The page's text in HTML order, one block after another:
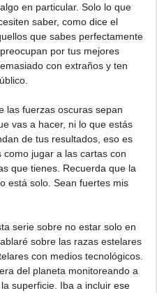
en particular. Solo lo que
saber, como dice el
que sabes perfectamente
por tus mejores
con extraños y ten
las fuerzas oscuras sepan
vas a hacer, ni lo que estás
de tus resultados, eso es
jugar a las cartas con
que tienes. Recuerda que la
está solo. Sean fuertes mis
serie sobre no estar solo en
sobre las razas estelares
con medios tecnológicos.
del planeta monitoreando a
superficie. Iba a incluir ese